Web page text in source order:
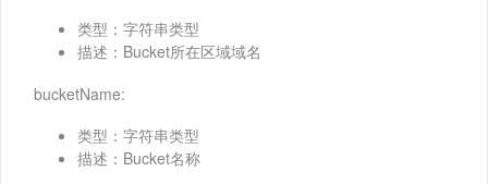
类型：字符串类型
描述：Bucket所在区域域名
bucketName:
类型：字符串类型
描述：Bucket名称